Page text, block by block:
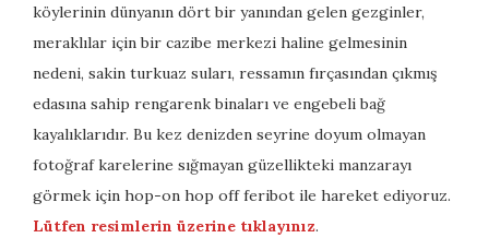
köylerinin dünyanın dört bir yanından gelen gezginler,
meraklılar için bir cazibe merkezi haline gelmesinin
nedeni, sakin turkuaz suları, ressamın fırçasından çıkmış
edasına sahip rengarenk binaları ve engebeli bağ
kayalıklarıdır. Bu kez denizden seyrine doyum olmayan
fotoğraf karelerine sığmayan güzellikteki manzarayı
görmek için hop-on hop off feribot ile hareket ediyoruz.
Lütfen resimlerin üzerine tıklayınız.